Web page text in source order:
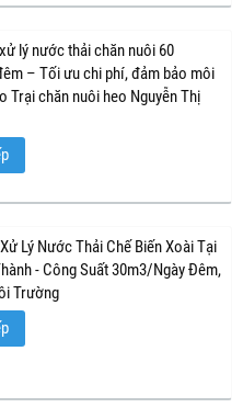
lý nước thải chăn nuôi 60
– Tối ưu chi phí, đảm bảo môi
Trại chăn nuôi heo Nguyễn Thị
Lý Nước Thải Chế Biến Xoài Tại
- Công Suất 30m3/Ngày Đêm,
Trường